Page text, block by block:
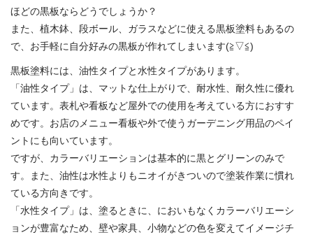
ほどの黒板ならどうでしょうか？
また、植木鉢、段ボール、ガラスなどに使える黒板塗料もあるの
で、お手軽に自分好みの黒板が作れてしまいます(≧▽≦)
黒板塗料には、油性タイプと水性タイプがあります。
「油性タイプ」は、マットな仕上がりで、耐水性、耐久性に優れ
ています。表札や看板など屋外での使用を考えている方におすす
めです。お店のメニュー看板や外で使うガーデニング用品のペイ
ントにも向いています。
ですが、カラーバリエーションは基本的に黒とグリーンのみで
す。また、油性は水性よりもニオイがきついので塗装作業に慣れ
ている方向きです。
「水性タイプ」は、塗るときに、においもなくカラーバリエーシ
ョンが豊富なため、壁や家具、小物などの色を変えてイメージチ